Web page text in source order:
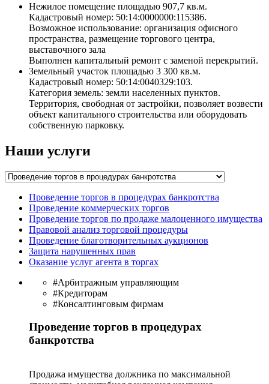
Нежилое помещение площадью 907,7 кв.м.
Кадастровый номер: 50:14:0000000:115386.
Возможное использование: организация офисного
пространства, размещение торгового центра,
выставочного зала
Выполнен капитальный ремонт с заменой перекрытий.
Земельный участок площадью 3 300 кв.м.
Кадастровый номер: 50:14:0040329:103.
Категория земель: земли населенных пунктов.
Территория, свободная от застройки, позволяет возвести
объект капитального строительства или оборудовать
собственную парковку.
Наши услуги
Проведение торгов в процедурах банкротства
Проведение коммерческих торгов
Проведение торгов по продаже малоценного имущества
Правовой анализ торговой процедуры
Проведение благотворительных аукционов
Защита нарушенных прав
Оказание услуг агента в торгах
#Арбитражным управляющим
#Кредиторам
#Консалтинговым фирмам
Проведение торгов в процедурах
банкротства
Продажа имущества должника по максимальной